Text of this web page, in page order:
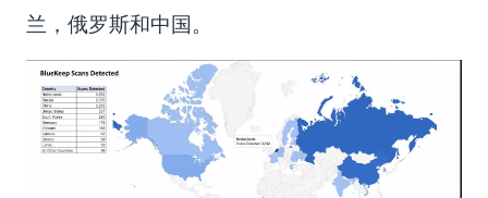
兰，俄罗斯和中国。